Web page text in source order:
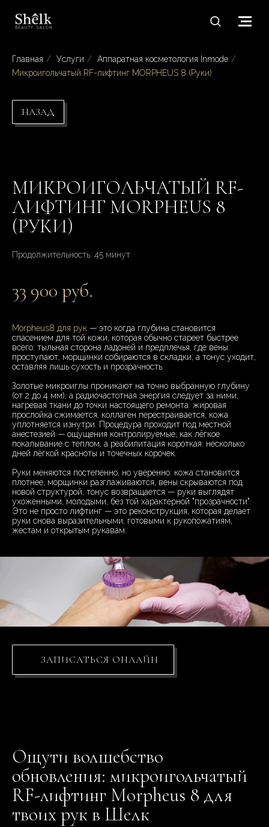
Главная / Услуги / Аппаратная косметология Inmode /
Микроигольчатый RF-лифтинг MORPHEUS 8 (Руки)
НАЗАД
МИКРОИГОЛЬЧАТЫЙ RF-
ЛИФТИНГ MORPHEUS 8
(РУКИ)
Продолжительность: 45 минут
33 900 руб.
Morpheus8 для рук — это когда глубина становится
спасением для той кожи, которая обычно стареет быстрее
всего: тыльная сторона ладоней и предплечья, где вены
проступают, морщинки собираются в складки, а тонус уходит,
оставляя лишь сухость и прозрачность.
Золотые микроиглы проникают на точно выбранную глубину
(от 2 до 4 мм), а радиочастотная энергия следует за ними,
нагревая ткани до точки настоящего ремонта: жировая
прослойка сжимается, коллаген перестраивается, кожа
уплотняется изнутри. Процедура проходит под местной
анестезией — ощущения контролируемые, как лёгкое
покалывание с теплом, а реабилитация короткая: несколько
дней лёгкой красноты и точечных корочек.
Руки меняются постепенно, но уверенно: кожа становится
плотнее, морщинки разглаживаются, вены скрываются под
новой структурой, тонус возвращается — руки выглядят
ухоженными, молодыми, без той характерной "прозрачности".
Это не просто лифтинг — это реконструкция, которая делает
руки снова выразительными, готовыми к рукопожатиям,
жестам и открытым рукавам.
ЗАПИСАТЬСЯ ОНЛАЙН
Ощути волшебство
обновления: микроигольчатый
RF-лифтинг Morpheus 8 для
твоих рук в Шелк